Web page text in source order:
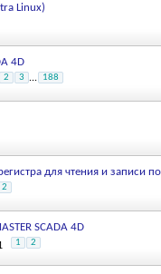
Linux)
4D
2 3 ... 188
для чтения и записи
2
SCADA 4D
1 2